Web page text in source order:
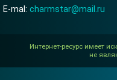
E-mal: charmstar@mail.ru
Интернет-ресурс имеет
не